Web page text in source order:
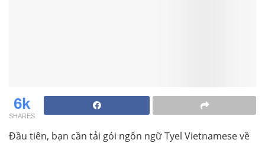
6k
SHARES
Đầu tiên, bạn cần tải gói ngôn ngữ Tyel Vietnamese về